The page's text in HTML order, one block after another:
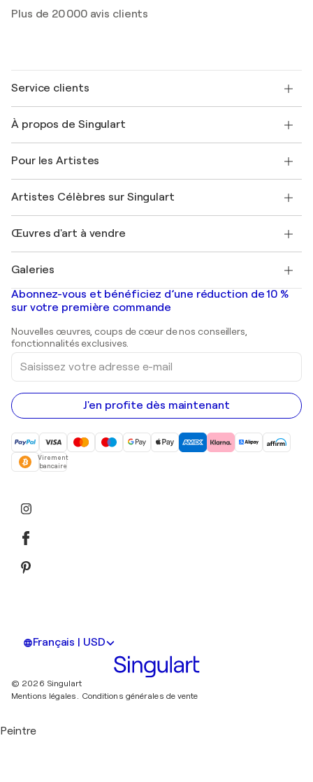
Plus de 20 000 avis clients
Service clients
Expédition
Offrir une carte cadeau
Rejoignez notre programme commercial
Mon compte
+33 1 76 44 06 42
À propos de Singulart
FAQ
Magazine Singulart
Emplois
Découvrez une sélection d'art original
Pour les Artistes
Se connecter en tant qu'Artiste
Artistes Célèbres sur Singulart
Marc Chagall
Banksy
Mr. Brainwash
Shepard Fairey
Œuvres d'art à vendre
Tableaux abstraits à vendre
Peintures de paysage
Estampes
Peintures acryliques
Galeries
Galeries d'art en France
Galeries d'art en Belgique
Abonnez-vous et bénéficiez d’une réduction de 10 %
sur votre première commande
Nouvelles œuvres, coups de cœur de nos conseillers,
fonctionnalités exclusives.
Saisissez
votre
adresse
e-
mail
J'en profite dès maintenant
Virement
bancaire
Français | USD
© 2026 Singulart
Mentions légales. Conditions générales de vente
Peintre